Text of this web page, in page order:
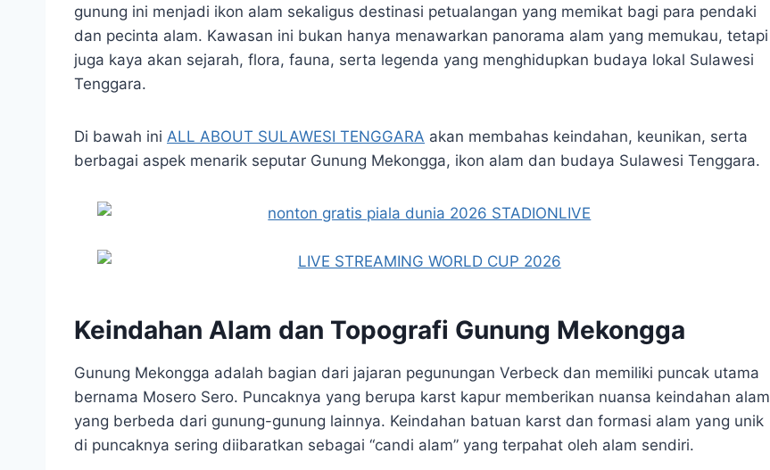
gunung ini menjadi ikon alam sekaligus destinasi petualangan yang memikat bagi para pendaki
dan pecinta alam. Kawasan ini bukan hanya menawarkan panorama alam yang memukau, tetapi
juga kaya akan sejarah, flora, fauna, serta legenda yang menghidupkan budaya lokal Sulawesi
Tenggara.
Di bawah ini ALL ABOUT SULAWESI TENGGARA akan membahas keindahan, keunikan, serta
berbagai aspek menarik seputar Gunung Mekongga, ikon alam dan budaya Sulawesi Tenggara.
Keindahan Alam dan Topografi Gunung Mekongga
Gunung Mekongga adalah bagian dari jajaran pegunungan Verbeck dan memiliki puncak utama
bernama Mosero Sero. Puncaknya yang berupa karst kapur memberikan nuansa keindahan alam
yang berbeda dari gunung-gunung lainnya. Keindahan batuan karst dan formasi alam yang unik
di puncaknya sering diibaratkan sebagai “candi alam” yang terpahat oleh alam sendiri.